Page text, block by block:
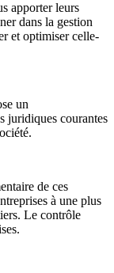
apporter leurs
dans la gestion
et optimiser celle-
un
juridiques courantes
de ces
à une plus
Le contrôle